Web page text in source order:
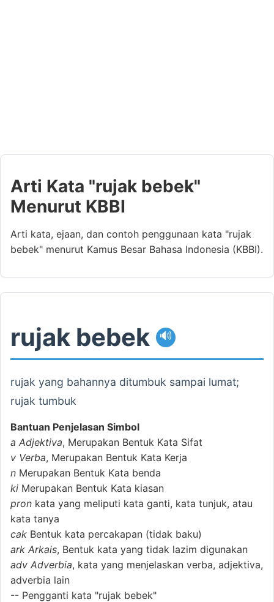
Arti Kata "rujak bebek"
Menurut KBBI
Arti kata, ejaan, dan contoh penggunaan kata "rujak
bebek" menurut Kamus Besar Bahasa Indonesia (KBBI).
rujak bebek 🔊
rujak yang bahannya ditumbuk sampai lumat;
rujak tumbuk
Bantuan Penjelasan Simbol
a Adjektiva, Merupakan Bentuk Kata Sifat
v Verba, Merupakan Bentuk Kata Kerja
n Merupakan Bentuk Kata benda
ki Merupakan Bentuk Kata kiasan
pron kata yang meliputi kata ganti, kata tunjuk, atau
kata tanya
cak Bentuk kata percakapan (tidak baku)
ark Arkais, Bentuk kata yang tidak lazim digunakan
adv Adverbia, kata yang menjelaskan verba, adjektiva,
adverbia lain
-- Pengganti kata "rujak bebek"